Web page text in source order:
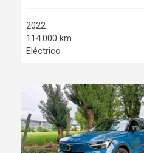
2022
114.000 km
Eléctrico